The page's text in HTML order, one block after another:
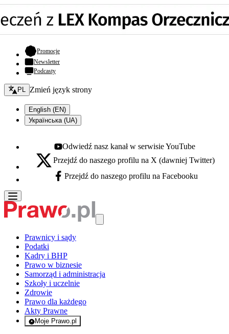
Promocje- otwiera się w nowej karcie
Newsletter
Podcasty
Zmień język - bieżący:
PL Zmień język strony
English (EN)
Українська (UA)
Youtube - otwiera się w nowej karcie
Odwiedź nasz kanał w serwisie YouTube
X - otwiera się w nowej karcie
Przejdź do naszego profilu na X (dawniej Twitter)
Facebook - otwiera się w nowej karcie
Przejdź do naszego profilu na Facebooku
Prawnicy i sądy
Podatki
Kadry i BHP
Prawo w biznesie
Samorząd i administracja
Szkoły i uczelnie
Zdrowie
Prawo dla każdego
Akty Prawne
Moje Prawo.pl
- rejestracja i logowanie do serwisu